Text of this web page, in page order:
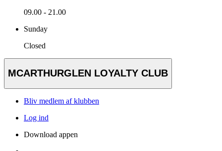
09.00 - 21.00
Sunday
Closed
MCARTHURGLEN LOYALTY CLUB
Bliv medlem af klubben
Log ind
Download appen